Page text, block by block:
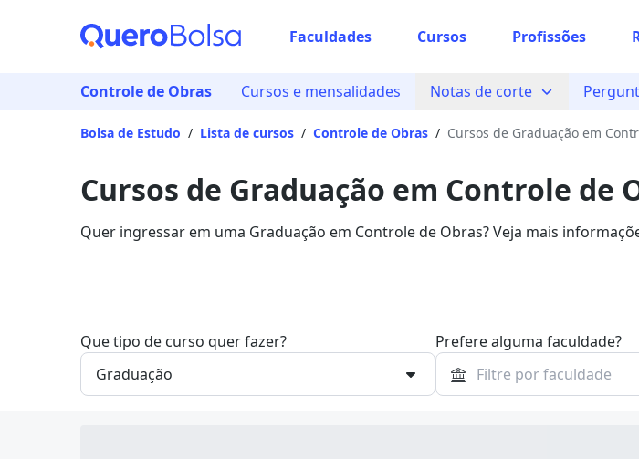
Faculdades Cursos Profissões
Controle de Obras Cursos e mensalidades Notas de corte
Bolsa de Estudo / Lista de cursos / Controle de Obras / Cursos de Graduação em
Cursos de Graduação em Controle de
Quer ingressar em uma Graduação em Controle de Obras? Veja mais
Que tipo de curso quer fazer? Prefere alguma faculdade?